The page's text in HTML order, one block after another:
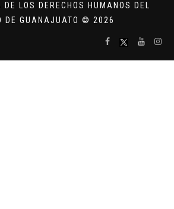
DE LOS DERECHOS HUMANOS DEL
DE GUANAJUATO © 2026